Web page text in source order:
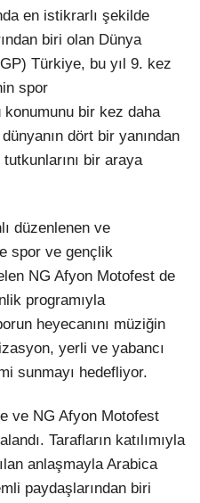
en istikrarlı şekilde
biri olan Dünya
Türkiye, bu yıl 9. kez
spor
konumunu bir kez daha
dört bir yanından
bir araya
düzenlenen ve
spor ve gençlik
NG Afyon Motofest de
programıyla
heyecanını müziğin
yerli ve yabancı
sunmayı hedefliyor.
ve NG Afyon Motofest
Tarafların katılımıyla
anlaşmayla Arabica
paydaşlarından biri